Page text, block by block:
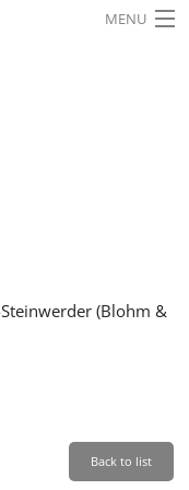
MENU
(Blohm &
Back to list